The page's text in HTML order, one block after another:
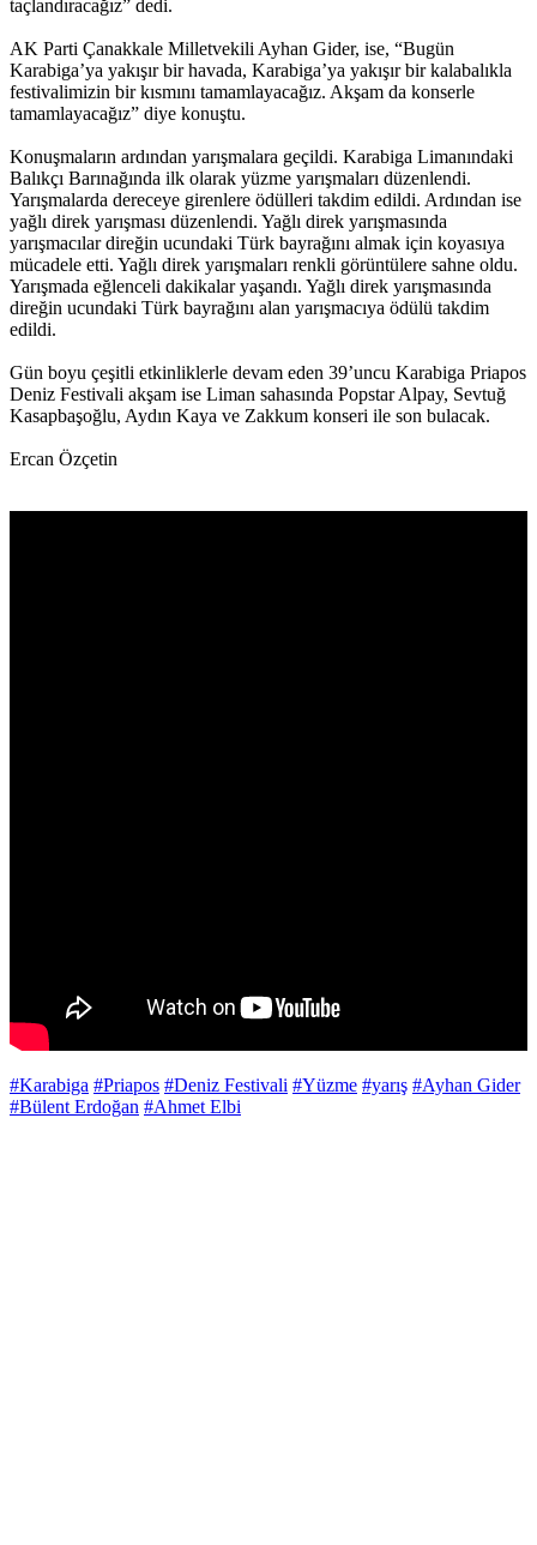
taçlandıracağız” dedi.
AK Parti Çanakkale Milletvekili Ayhan Gider, ise, “Bugün
Karabiga’ya yakışır bir havada, Karabiga’ya yakışır bir kalabalıkla
festivalimizin bir kısmını tamamlayacağız. Akşam da konserle
tamamlayacağız” diye konuştu.
Konuşmaların ardından yarışmalara geçildi. Karabiga Limanındaki
Balıkçı Barınağında ilk olarak yüzme yarışmaları düzenlendi.
Yarışmalarda dereceye girenlere ödülleri takdim edildi. Ardından ise
yağlı direk yarışması düzenlendi. Yağlı direk yarışmasında
yarışmacılar direğin ucundaki Türk bayrağını almak için koyasıya
mücadele etti. Yağlı direk yarışmaları renkli görüntülere sahne oldu.
Yarışmada eğlenceli dakikalar yaşandı. Yağlı direk yarışmasında
direğin ucundaki Türk bayrağını alan yarışmacıya ödülü takdim
edildi.
Gün boyu çeşitli etkinliklerle devam eden 39’uncu Karabiga Priapos
Deniz Festivali akşam ise Liman sahasında Popstar Alpay, Sevtuğ
Kasapbaşoğlu, Aydın Kaya ve Zakkum konseri ile son bulacak.
Ercan Özçetin
#Karabiga #Priapos #Deniz Festivali #Yüzme #yarış #Ayhan Gider
#Bülent Erdoğan #Ahmet Elbi